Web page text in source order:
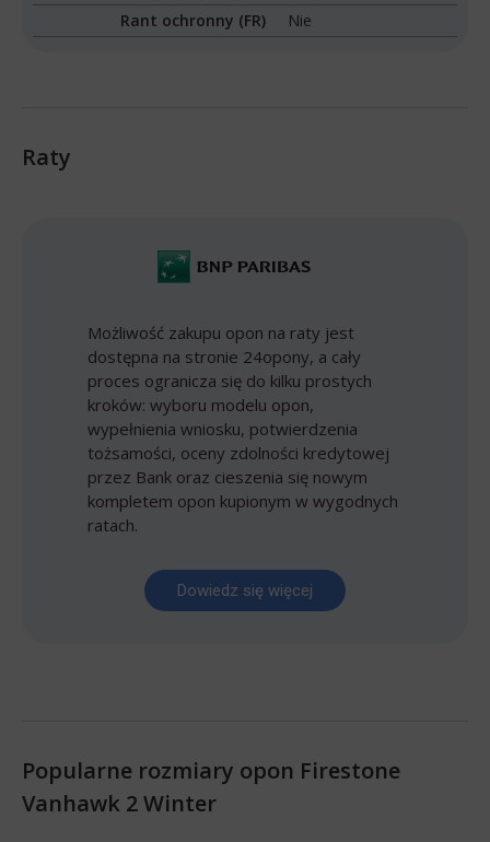
Rant ochronny (FR)
Nie
Raty
Możliwość zakupu opon na raty jest
dostępna na stronie 24opony, a cały
proces ogranicza się do kilku prostych
kroków: wyboru modelu opon,
wypełnienia wniosku, potwierdzenia
tożsamości, oceny zdolności kredytowej
przez Bank oraz cieszenia się nowym
kompletem opon kupionym w wygodnych
ratach.
Dowiedz się więcej
Popularne rozmiary opon Firestone
Vanhawk 2 Winter